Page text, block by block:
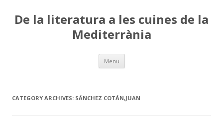
De la literatura a les cuines de la
Mediterrània
Menu Skip
content
CATEGORY ARCHIVES: SÁNCHEZ COTÁN,JUAN